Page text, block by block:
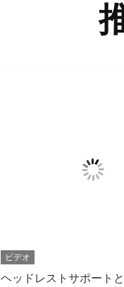
ビデオ
ヘッドレストサポート